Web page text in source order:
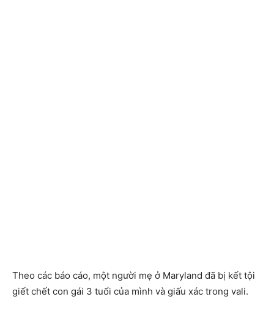
Theo các báo cáo, một người mẹ ở Maryland đã bị kết tội
giết chết con gái 3 tuổi của mình và giấu xác trong vali.